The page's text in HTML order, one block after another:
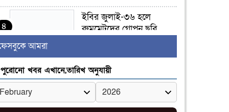
৪
ইবির জুলাই-৩৬ হলে
রুমমেটদের গোপন ছবি
৫
র‍্যাব বিলুপ্ত হয়ে এসআরবি,
থাকছে নাগরিক অভিযোগের
আমরা
পুরোনো খবর এখানে,তারিখ অনুযায়ী